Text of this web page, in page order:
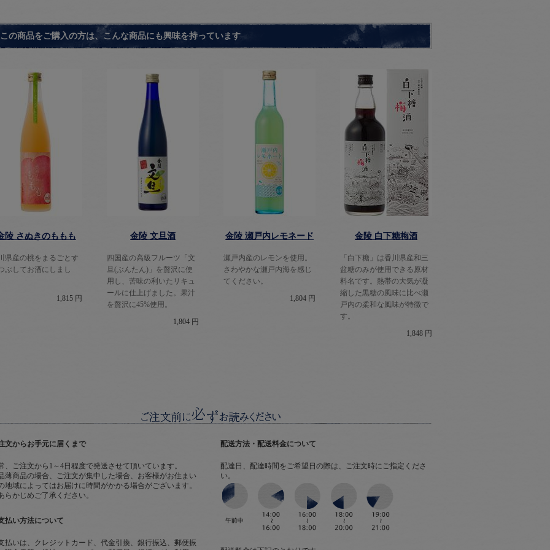
この商品をご購入の方は、こんな商品にも興味を持っています
陵 さぬきのももも
県産の桃をまるごとす
ぶしてお酒にしまし
1,815 円
金陵 文旦酒
四国産の高級フルーツ「文
旦(ぶんたん)」を贅沢に使
用し、苦味の利いたリキュ
ールに仕上げました。果汁
を贅沢に45%使用。
1,804 円
金陵 瀬戸内レモネード
瀬戸内産のレモンを使用。
さわやかな瀬戸内海を感じ
てください。
1,804 円
金陵 白下糖梅酒
「白下糖」は香川県産和三
盆糖のみが使用できる原材
料名です。熱帯の大気が凝
縮した黒糖の風味に比べ瀬
戸内の柔和な風味が特徴で
す。
1,848 円
文からお手元に届くまで
、ご注文から1～4日程度で発送させて頂いています。
薄商品の場合、ご注文が集中した場合、お客様がお住まい
地域によってはお届けに時間がかかる場合がございます。
らかじめご了承ください。
払い方法について
払いは、クレジットカード、代金引換、銀行振込、郵便振
配送方法・配送料金について
配達日、配達時間をご希望日の際は、ご注文時にご指定くださ
い。